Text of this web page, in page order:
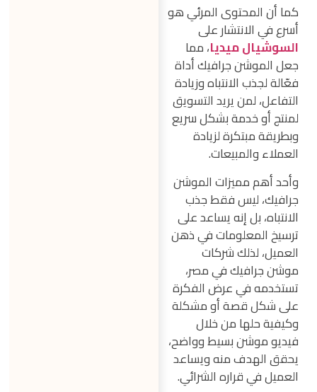
كما أن المحتوى المرئي هو
أسرع في الانتشار على
السوشيال ميديا، مما
جعل الموشن جرافيك أداة
فعّالة لجذب الانتباه وزيادة
التفاعل، لمن يريد التسويق
لمنتج أو خدمة بشكل سريع
وبطريقة مبتكرة لزيادة
العملاء والمبيعات.
وأحد أهم مميزات الموشن
جرافيك، ليس فقط جذب
الانتباه، بل إنه يساعد على
ترسيخ المعلومات في ذهن
العميل، لذلك شركات
موشن جرافيك في مصر،
تستخدمه في عرض الفكرة
على شكل قصة أو مشكلة
وكيفية حلها من خلال
فيديو موشن بسيط وواضح،
يحقق الهدف منه ويساعد
العميل في قراره الشرائي.